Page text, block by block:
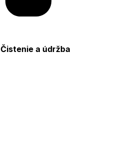
Čistenie a údržba